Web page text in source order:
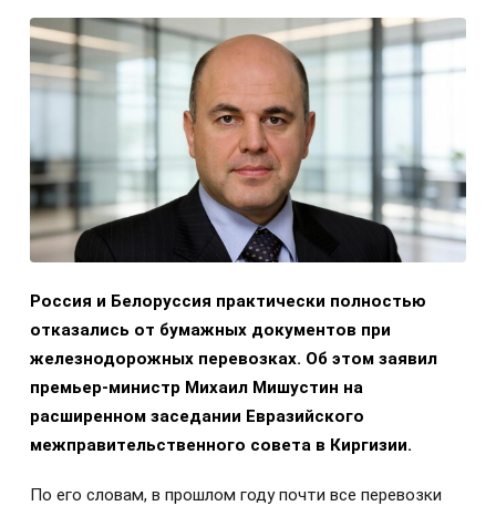
Россия и Белоруссия практически полностью
отказались от бумажных документов при
железнодорожных перевозках. Об этом заявил
премьер-министр Михаил Мишустин на
расширенном заседании Евразийского
межправительственного совета в Киргизии.
По его словам, в прошлом году почти все перевозки